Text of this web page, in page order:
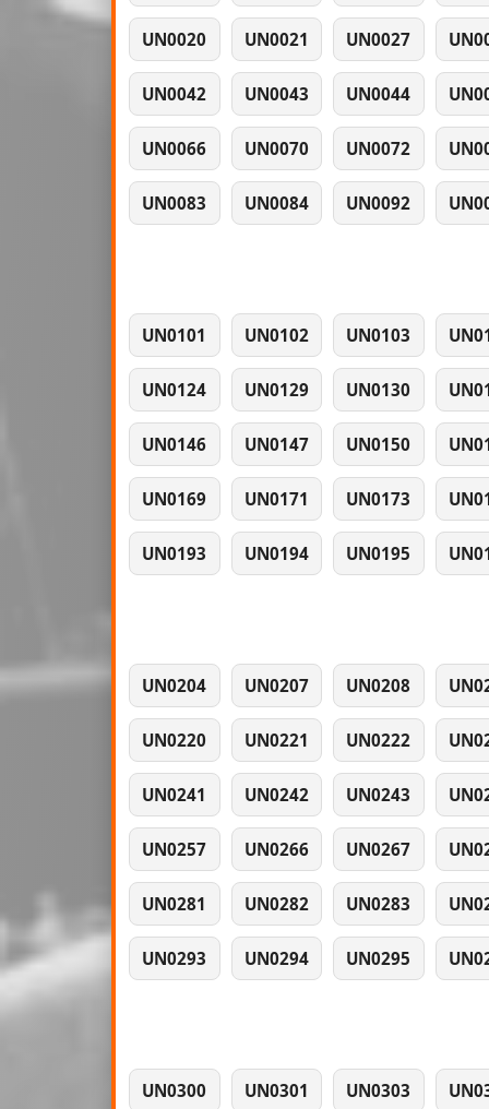
UN0020 UN0021 UN0027
UN0042 UN0043 UN0044
UN0066 UN0070 UN0072
UN0083 UN0084 UN0092
UN0101 UN0102 UN0103
UN0124 UN0129 UN0130
UN0146 UN0147 UN0150
UN0169 UN0171 UN0173
UN0193 UN0194 UN0195
UN0204 UN0207 UN0208
UN0220 UN0221 UN0222
UN0241 UN0242 UN0243
UN0257 UN0266 UN0267
UN0281 UN0282 UN0283
UN0293 UN0294 UN0295
UN0300 UN0301 UN0303